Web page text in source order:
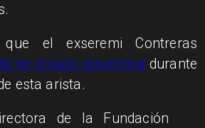
que el exseremi Contreras
en prisión preventiva durante
esta arista.
de la Fundación